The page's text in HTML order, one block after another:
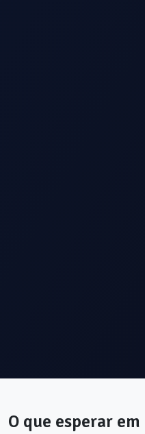
O que esperar em